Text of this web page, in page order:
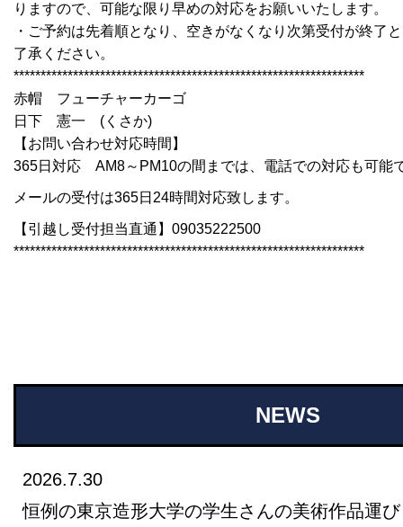
りますので、可能な限り早めの対応をお願いいたします。
・ご予約は先着順となり、空きがなくなり次第受付が終了
了承ください。
*****************************************************************
赤帽 フューチャーカーゴ
日下 憲一 (くさか)
【お問い合わせ対応時間】
365日対応 AM8～PM10の間までは、電話での対応も可能
メールの受付は365日24時間対応致します。
【引越し受付担当直通】09035222500
*****************************************************************
NEWS
2026.7.30
恒例の東京造形大学の学生さんの美術作品運び